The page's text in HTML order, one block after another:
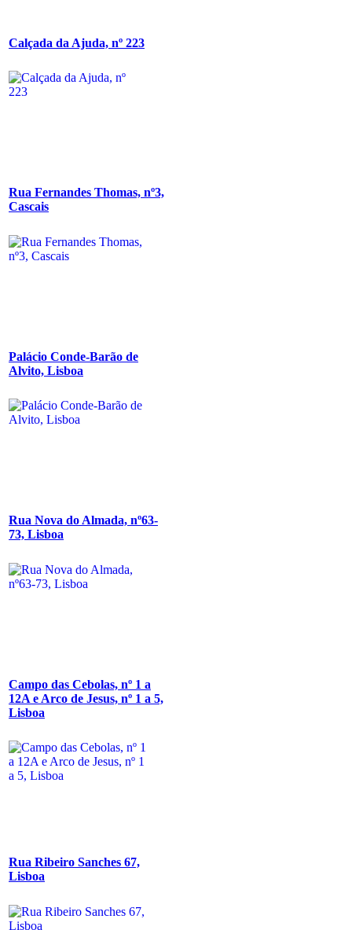
Calçada da Ajuda, nº 223
Rua Fernandes Thomas, nº3,
Cascais
Palácio Conde-Barão de
Alvito, Lisboa
Rua Nova do Almada, nº63-
73, Lisboa
Campo das Cebolas, nº 1 a
12A e Arco de Jesus, nº 1 a 5,
Lisboa
Rua Ribeiro Sanches 67,
Lisboa